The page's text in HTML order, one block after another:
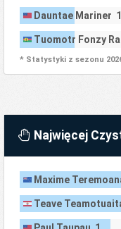
Dauntae Mariner 1
Tuomotr Fonzy
* Statystyki z sezonu
Najwięcej
Maxime
Teave